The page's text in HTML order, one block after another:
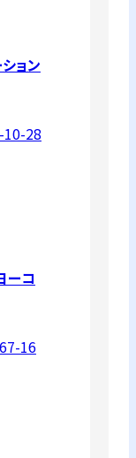
ョン
10-28
ーコ
16